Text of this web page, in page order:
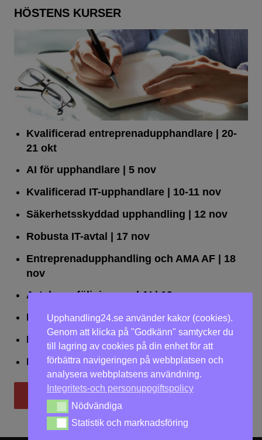
HÖSTENS KURSER
Kvalificerad entreprenad­upphandlare | 20-
21 okt
AI för upphandlare| 5 nov
Kvalificerad IT-upphandlare| 10-11 nov
Säkerhetsskyddad upphandling | 12 nov
Robusta IT-avtal | 17 nov
Entreprenadupphandling och AMA AF| 18
nov
Avtalsuppföljning med AI| 19 nov
Leda upphandlingar effektivt| 25 nov
Dialogförfaranden | 26 nov
LOU på två dagar| 2-3 dec
Till utbildningar
Upphandling24.se använder kakor (cookies).
Genom att klicka på "Godkänn" samtycker du
till lagring av cookies på din enhet för att
förbättra navigeringen på webbplatsen och
analysera webbplatsens användning.
Integritets-och personuppgiftspolicy
Nödvändiga
Nödvändiga
Statistik och marknadsföring
Statistik och marknadsföring